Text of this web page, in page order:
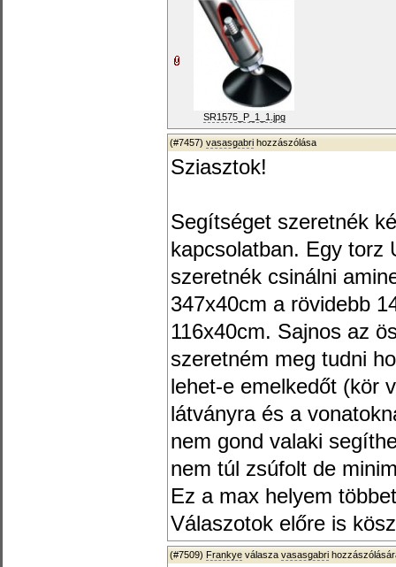
SR1575_P_1_1.jpg
(#7457) vasasgabri hozzászólása
Sziasztok!
Segítséget szeretnék
kapcsolatban. Egy torz
szeretnék csinálni
347x40cm a rövidebb
116x40cm. Sajnos az
szeretném meg tudni
lehet-e emelkedőt (kör
látványra és a
nem gond valaki
nem túl zsúfolt de
Ez a max helyem
Válaszotok előre is
(#7509) Frankye válasza vasasgabri